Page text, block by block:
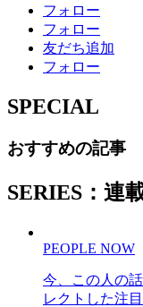
フォロー
フォロー
友だち追加
フォロー
SPECIAL
おすすめの記事
SERIES：連
PEOPLE NOW
今、この人の
レクトした注